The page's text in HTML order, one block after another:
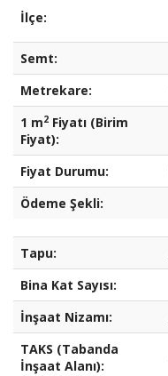
İlçe:
Semt:
Metrekare:
1 m2 Fiyatı (Birim
Fiyat):
Fiyat Durumu:
Ödeme Şekli:
Tapu:
Bina Kat Sayısı:
İnşaat Nizamı:
TAKS (Tabanda
İnşaat Alanı):